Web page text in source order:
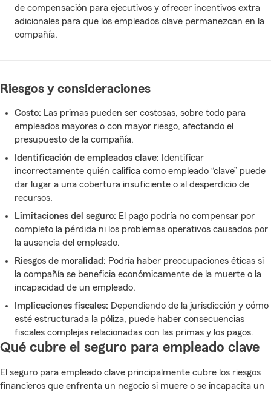
de compensación para ejecutivos y ofrecer incentivos extra
adicionales para que los empleados clave permanezcan en la
compañía.
Riesgos y consideraciones
Costo: Las primas pueden ser costosas, sobre todo para
empleados mayores o con mayor riesgo, afectando el
presupuesto de la compañía.
Identificación de empleados clave: Identificar
incorrectamente quién califica como empleado “clave” puede
dar lugar a una cobertura insuficiente o al desperdicio de
recursos.
Limitaciones del seguro: El pago podría no compensar por
completo la pérdida ni los problemas operativos causados por
la ausencia del empleado.
Riesgos de moralidad: Podría haber preocupaciones éticas si
la compañía se beneficia económicamente de la muerte o la
incapacidad de un empleado.
Implicaciones fiscales: Dependiendo de la jurisdicción y cómo
esté estructurada la póliza, puede haber consecuencias
fiscales complejas relacionadas con las primas y los pagos.
Qué cubre el seguro para empleado clave
El seguro para empleado clave principalmente cubre los riesgos
financieros que enfrenta un negocio si muere o se incapacita un